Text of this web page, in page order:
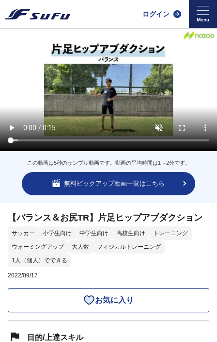
ログイン
この動画は5秒のサンプル動画です。動画の平均時間は1～2分です。
無料ピックアップ動画一覧はこちら
【バランス＆お尻TR】片足ヒップアブダクション
サッカー 小学生向け 中学生向け 高校生向け
トレーニング
ウォーミングアップ
大人数
フィジカルトレーニング
1人（個人）でできる
2022/09/17
お気に入り
目的/上達スキル